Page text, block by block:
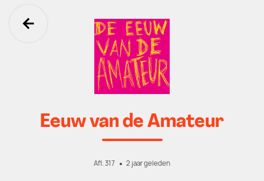
Ga terug
Eeuw van de Amateur
Afl. 317 2 jaar geleden